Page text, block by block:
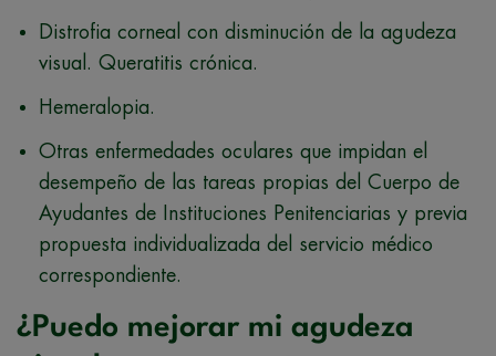
Distrofia corneal con disminución de la agudeza
visual. Queratitis crónica.
Hemeralopia.
Otras enfermedades oculares que impidan el
desempeño de las tareas propias del Cuerpo de
Ayudantes de Instituciones Penitenciarias y previa
propuesta individualizada del servicio médico
correspondiente.
¿Puedo mejorar mi agudeza